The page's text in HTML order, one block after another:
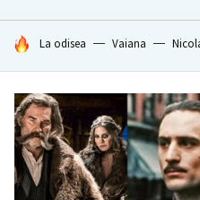
HOY SE HABLA DE
La odisea Vaiana